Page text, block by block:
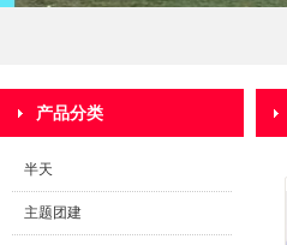
产品分类
半天
主题团建